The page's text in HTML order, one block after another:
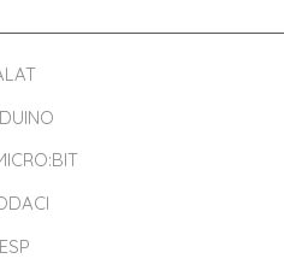
ESP